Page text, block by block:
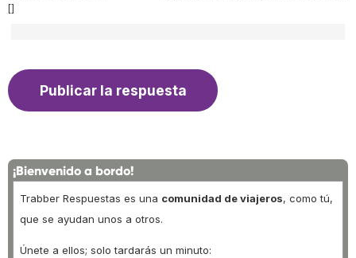
[]
¡Bienvenido a bordo!
Trabber Respuestas es una comunidad de viajeros, como tú,
que se ayudan unos a otros.
Únete a ellos; solo tardarás un minuto: